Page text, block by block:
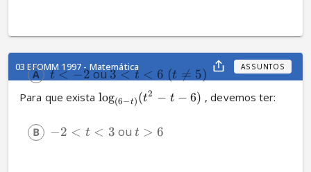
03 EFOMM 1997 - Matemática ASSUNTOS
Para que exista log(6−t) (t2 − t − 6) , devemos ter:
t < −2 ou 3 < t < 6 (t 
= 5)
−2 < t < 3 ou t > 6